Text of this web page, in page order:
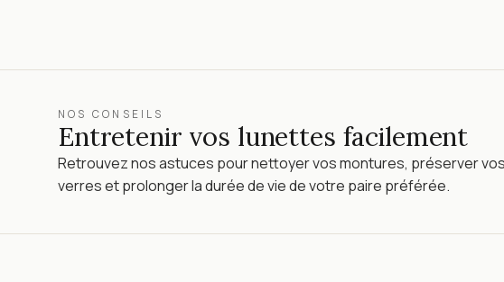
NOS CONSEILS
Entretenir vos lunettes facilement
Retrouvez nos astuces pour nettoyer vos montures, préserver vos
verres et prolonger la durée de vie de votre paire préférée.